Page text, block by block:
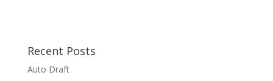
Recent Posts
Auto Draft